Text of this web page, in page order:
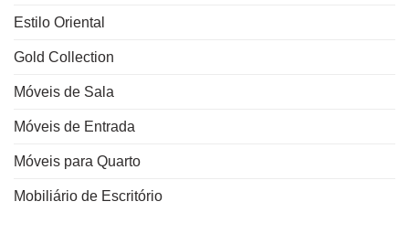
Estilo Oriental
Gold Collection
Móveis de Sala
Móveis de Entrada
Móveis para Quarto
Mobiliário de Escritório